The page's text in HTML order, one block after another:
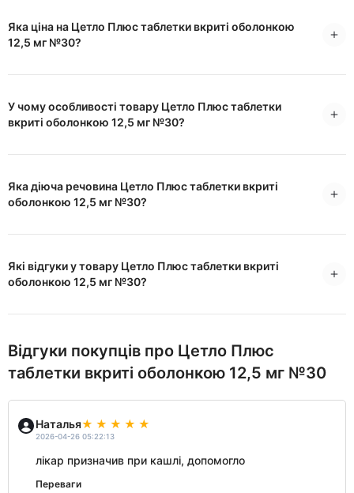
Яка ціна на Цетло Плюс таблетки вкриті оболонкою
12,5 мг №30?
У чому особливості товару Цетло Плюс таблетки
вкриті оболонкою 12,5 мг №30?
Яка діюча речовина Цетло Плюс таблетки вкриті
оболонкою 12,5 мг №30?
Які відгуки у товару Цетло Плюс таблетки вкриті
оболонкою 12,5 мг №30?
Відгуки покупців про Цетло Плюс
таблетки вкриті оболонкою 12,5 мг №30
Наталья
2026-04-26 05:22:13
лікар призначив при кашлі, допомогло
Переваги